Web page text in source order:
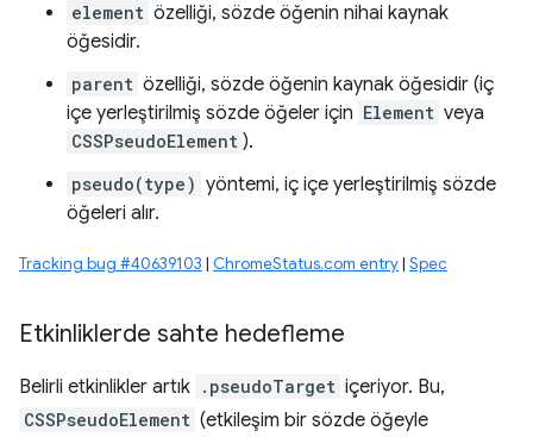
element özelliği, sözde öğenin nihai kaynak
öğesidir.
parent özelliği, sözde öğenin kaynak öğesidir (iç
içe yerleştirilmiş sözde öğeler için Element veya
CSSPseudoElement ).
pseudo(type) yöntemi, iç içe yerleştirilmiş sözde
öğeleri alır.
Tracking bug #40639103 | ChromeStatus.com entry| Spec
Etkinliklerde sahte hedefleme
Belirli etkinlikler artık .pseudoTarget içeriyor. Bu,
CSSPseudoElement (etkileşim bir sözde öğeyle